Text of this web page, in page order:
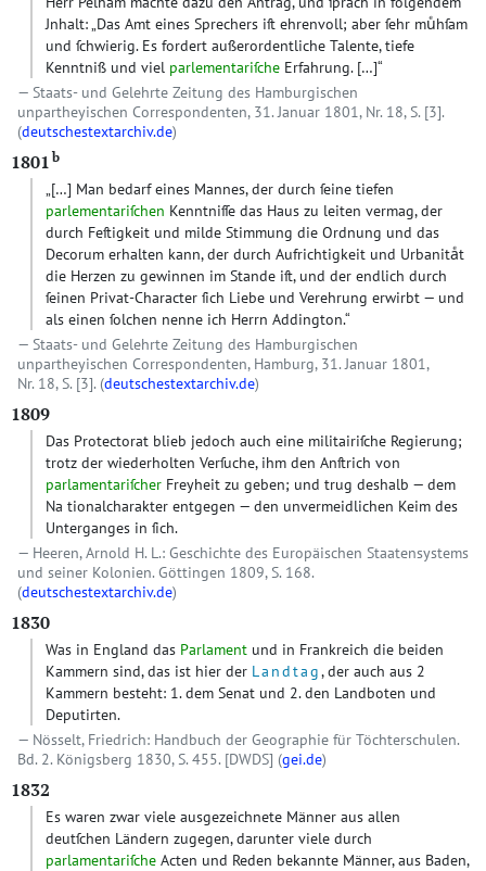
Jnhalt: „Das Amt eines Sprechers iſt ehrenvoll; aber ſehr muͤhſam
und ſchwierig. Es fordert außerordentliche Talente, tiefe
Kenntniß und viel parlementariſche Erfahrung. […]“
Staats- und Gelehrte Zeitung des Hamburgischen
unpartheyischen Correspondenten, 31. Januar 1801, Nr. 18, S. [3].
(deutschestextarchiv.de)
1801 b
„[…] Man bedarf eines Mannes, der durch ſeine tiefen
parlementariſchen Kenntniſſe das Haus zu leiten vermag, der
durch Feſtigkeit und milde Stimmung die Ordnung und das
Decorum erhalten kann, der durch Aufrichtigkeit und Urbanitaͤt
die Herzen zu gewinnen im Stande iſt, und der endlich durch
ſeinen Privat-Character ſich Liebe und Verehrung erwirbt — und
als einen ſolchen nenne ich Herrn Addington.“
Staats- und Gelehrte Zeitung des Hamburgischen
unpartheyischen Correspondenten, Hamburg, 31. Januar 1801,
Nr. 18, S. [3]. (deutschestextarchiv.de)
1809
Das Protectorat blieb jedoch auch eine militairiſche Regierung;
trotz der wiederholten Verſuche, ihm den Anſtrich von
parlamentariſcher Freyheit zu geben; und trug deshalb — dem
Na tionalcharakter entgegen — den unvermeidlichen Keim des
Unterganges in ſich.
Heeren, Arnold H. L.: Geschichte des Europäischen Staatensystems
und seiner Kolonien. Göttingen 1809, S. 168.
(deutschestextarchiv.de)
1830
Was in England das Parlament und in Frankreich die beiden
Kammern sind, das ist hier der Landtag, der auch aus 2
Kammern besteht: 1. dem Senat und 2. den Landboten und
Deputirten.
Nösselt, Friedrich: Handbuch der Geographie für Töchterschulen.
Bd. 2. Königsberg 1830, S. 455. [DWDS] (gei.de)
1832
Es waren zwar viele ausgezeichnete Männer aus allen
deutſchen Ländern zugegen, darunter viele durch
parlamentariſche Acten und Reden bekannte Männer, aus Baden,